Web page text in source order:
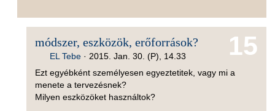
15
módszer, eszközök, erőforrások?
EL Tebe· 2015. Jan. 30. (P), 14.33
Ezt egyébként személyesen egyeztetitek, vagy mi a
menete a tervezésnek?
Milyen eszközöket használtok?